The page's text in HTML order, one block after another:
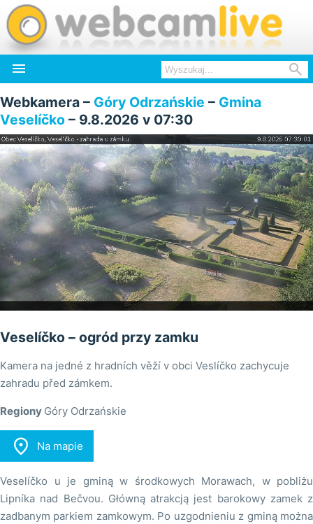
 
Webkamera – Góry Odrzańskie – Gmina
Veselíčko – 9.8.2026 v 07:30
Veselíčko – ogród przy zamku
Kamera na jedné z hradních věží v obci Veslíčko zachycuje
zahradu před zámkem.
Regiony Góry Odrzańskie
 Na mapie
Veselíčko u je gminą w środkowych Morawach, w pobliżu
Lipníka nad Bečvou. Główną atrakcją jest barokowy zamek z
zadbanym parkiem zamkowym. Po uzgodnieniu z gminą można